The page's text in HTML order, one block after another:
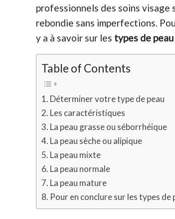
professionnels des soins visage
rebondie sans imperfections.
y a à savoir sur les types de peau
Table of Contents
Déterminer votre type de peau
Les caractéristiques
La peau grasse ou séborrhéique
La peau sèche ou alipique
La peau mixte
La peau normale
La peau mature
Pour en conclure sur les types de